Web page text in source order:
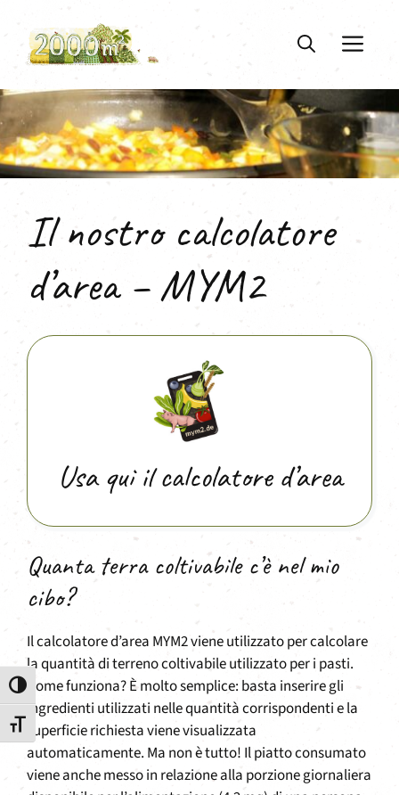
Attiva/disattiva alto contrasto
Attiva/disattiva dimensione testo
contenuto
Il nostro calcolatore
d’area – MYM2
Usa qui il calcolatore d’area
Quanta terra coltivabile c’è nel mio
cibo?
Il calcolatore d’area MYM2 viene utilizzato per calcolare
la quantità di terreno coltivabile utilizzato per i pasti.
Come funziona? È molto semplice: basta inserire gli
ingredienti utilizzati nelle quantità corrispondenti e la
superficie richiesta viene visualizzata
automaticamente. Ma non è tutto! Il piatto consumato
viene anche messo in relazione alla porzione giornaliera